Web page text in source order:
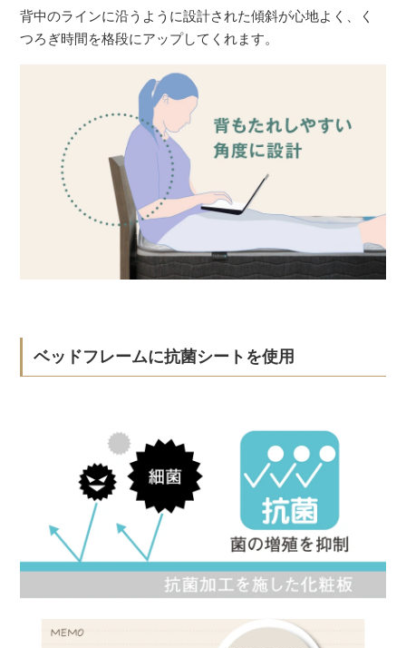
背中のラインに沿うように設計された傾斜が心地よく、く
つろぎ時間を格段にアップしてくれます。
ベッドフレームに抗菌シートを使用